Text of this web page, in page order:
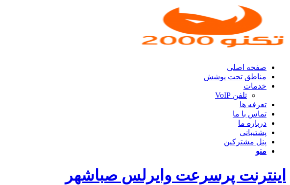
صفحه اصلی
مناطق تحت پوشش
خدمات
تلفن VoIP
تعرفه ها
تماس با ما
درباره ما
پشتیبانی
پنل مشترکین
منو
اینترنت پرسرعت وایرلس صباشهر